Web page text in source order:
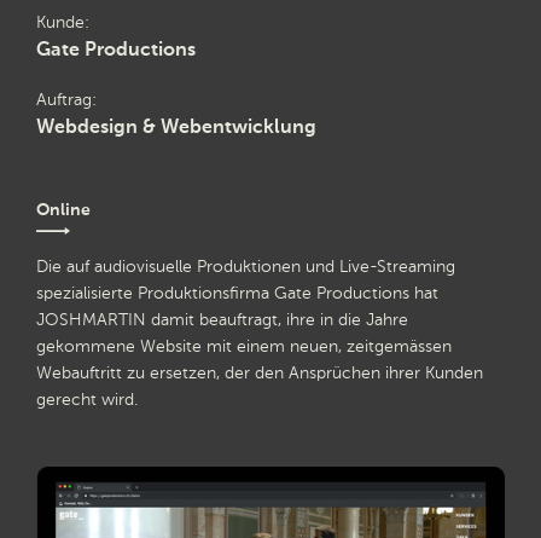
Kunde
Gate Productions
Auftrag
Webdesign & Webentwicklung
Online
Die auf audiovisuelle Produktionen und Live-Streaming
spezialisierte Produktionsfirma Gate Productions hat
JOSHMARTIN damit beauftragt, ihre in die Jahre
gekommene Website mit einem neuen, zeitgemässen
Webauftritt zu ersetzen, der den Ansprüchen ihrer Kunden
gerecht wird.